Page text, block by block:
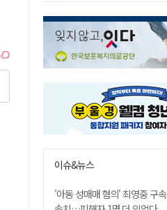
이슈&뉴스
'아동 성매매 혐의' 최영중 구속